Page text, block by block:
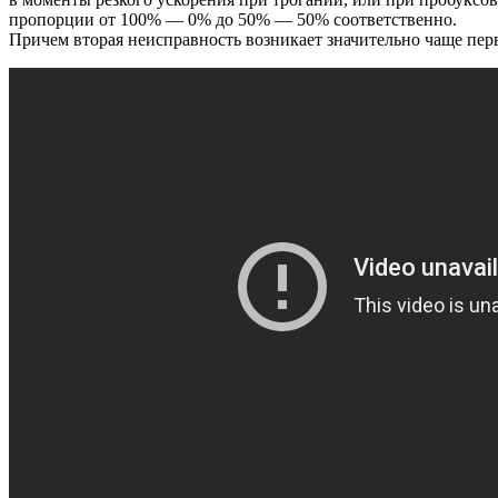
пропорции от 100% — 0% до 50% — 50% соответственно.
Причем вторая неисправность возникает значительно чаще